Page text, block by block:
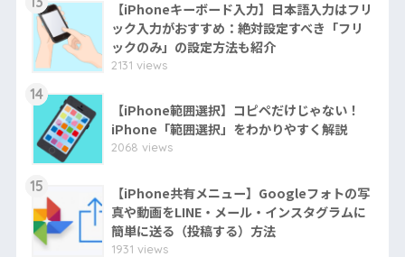
【iPhoneキーボード入力】日本語入力はフリ
ック入力がおすすめ：絶対設定すべき「フリ
ックのみ」の設定方法も紹介
2131 views
14
【iPhone範囲選択】コピペだけじゃない！
iPhone「範囲選択」をわかりやすく解説
2068 views
15
【iPhone共有メニュー】Googleフォトの写
真や動画をLINE・メール・インスタグラムに
簡単に送る（投稿する）方法
1931 views